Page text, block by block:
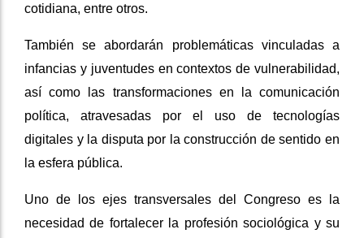
cotidiana, entre otros.
También se abordarán problemáticas vinculadas a
infancias y juventudes en contextos de vulnerabilidad,
así como las transformaciones en la comunicación
política, atravesadas por el uso de tecnologías
digitales y la disputa por la construcción de sentido en
la esfera pública.
Uno de los ejes transversales del Congreso es la
necesidad de fortalecer la profesión sociológica y su